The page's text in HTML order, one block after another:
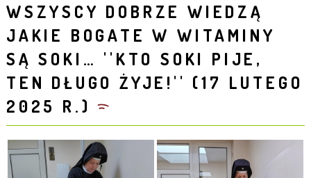
WSZYSCY DOBRZE WIEDZĄ
JAKIE BOGATE W WITAMINY
SĄ SOKI… ''KTO SOKI PIJE,
TEN DŁUGO ŻYJE!'' (17 LUTEGO
2025 R.)